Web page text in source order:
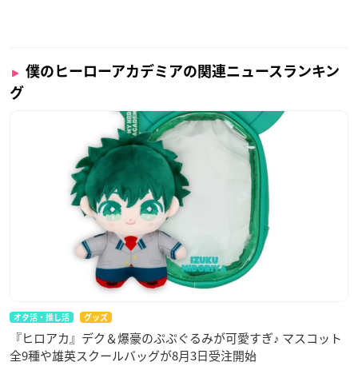
僕のヒーローアカデミアの関連ニュースランキン
グ
オタ活・推し活 グッズ
『ヒロアカ』デク＆爆豪のぷぷぐるみが可愛すぎ♪ マスコット
全9種や雄英スクールバッグが8月3日受注開始